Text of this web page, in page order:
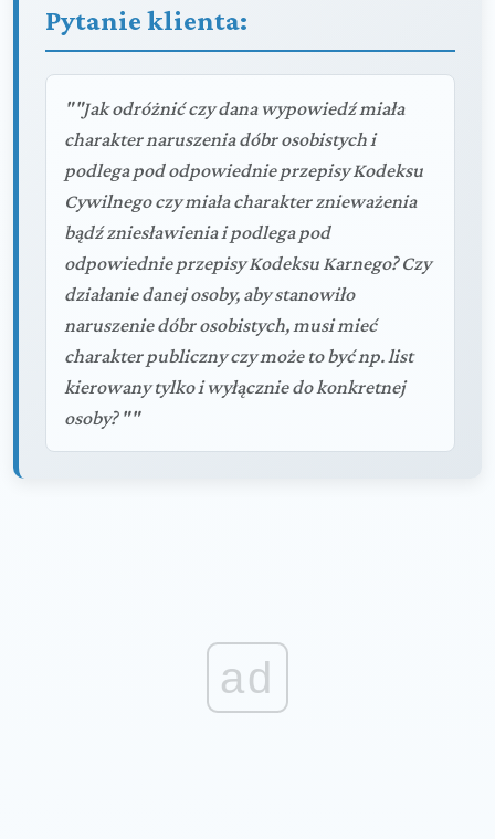
Pytanie klienta:
""Jak odróżnić czy dana wypowiedź miała
charakter naruszenia dóbr osobistych i
podlega pod odpowiednie przepisy Kodeksu
Cywilnego czy miała charakter znieważenia
bądź zniesławienia i podlega pod
odpowiednie przepisy Kodeksu Karnego? Czy
działanie danej osoby, aby stanowiło
naruszenie dóbr osobistych, musi mieć
charakter publiczny czy może to być np. list
kierowany tylko i wyłącznie do konkretnej
osoby? ""
ad